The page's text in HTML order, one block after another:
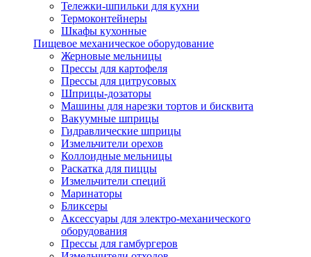
Тележки-шпильки для кухни
Термоконтейнеры
Шкафы кухонные
Пищевое механическое оборудование
Жерновые мельницы
Прессы для картофеля
Прессы для цитрусовых
Шприцы-дозаторы
Машины для нарезки тортов и бисквита
Вакуумные шприцы
Гидравлические шприцы
Измельчители орехов
Коллоидные мельницы
Раскатка для пиццы
Измельчители специй
Маринаторы
Бликсеры
Аксессуары для электро-механического
оборудования
Прессы для гамбургеров